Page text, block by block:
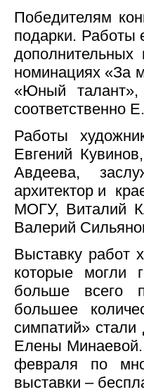
Победителям
подарки. Работы
номинациях «За
«Юный
Работы
Евгений
Авдеева,
архитектор и
МОГУ, Виталий
Валерий
Выставку работ
которые могли
больше всего
большее
симпатий»
Елены Минаевой.
февраля по
выставки –